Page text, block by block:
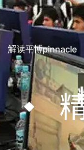
解读平博pinnacle